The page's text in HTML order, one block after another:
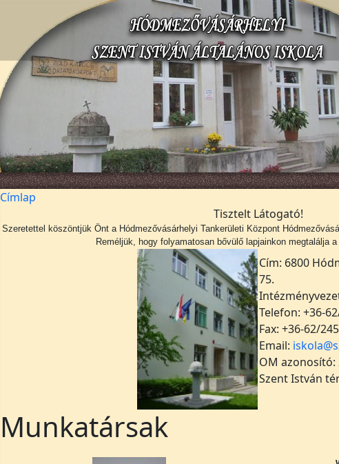
Címlap
Tisztelt Látogató!
Szeretettel köszöntjük Önt a Hódmezővásárhelyi Tankerületi Központ
Reméljük, hogy folyamatosan bővülő lapjainkon megtalálja
Cím: 6800
75.
Telefon: +36-
Fax: +36-62/
Email:
OM azonosító:
Szent István
Munkatársak